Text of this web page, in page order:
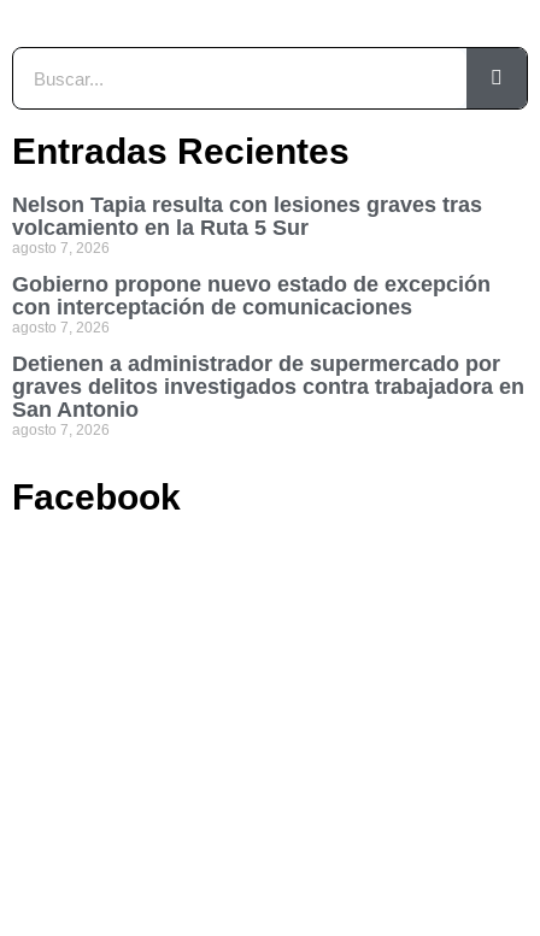
Entradas Recientes
Nelson Tapia resulta con lesiones graves tras
volcamiento en la Ruta 5 Sur
agosto 7, 2026
Gobierno propone nuevo estado de excepción
con interceptación de comunicaciones
agosto 7, 2026
Detienen a administrador de supermercado por
graves delitos investigados contra trabajadora en
San Antonio
agosto 7, 2026
Facebook